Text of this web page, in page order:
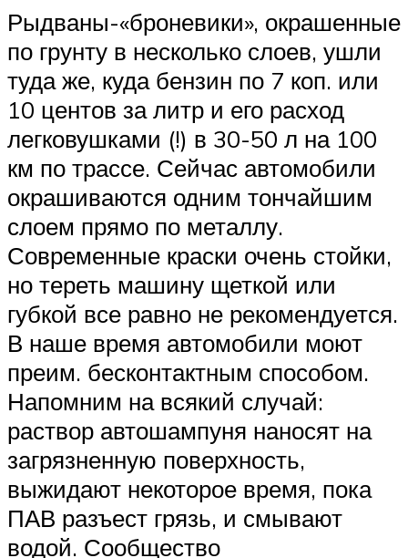
Рыдваны-«броневики», окрашенные
по грунту в несколько слоев, ушли
туда же, куда бензин по 7 коп. или
10 центов за литр и его расход
легковушками (!) в 30-50 л на 100
км по трассе. Сейчас автомобили
окрашиваются одним тончайшим
слоем прямо по металлу.
Современные краски очень стойки,
но тереть машину щеткой или
губкой все равно не рекомендуется.
В наше время автомобили моют
преим. бесконтактным способом.
Напомним на всякий случай:
раствор автошампуня наносят на
загрязненную поверхность,
выжидают некоторое время, пока
ПАВ разъест грязь, и смывают
водой. Сообщество